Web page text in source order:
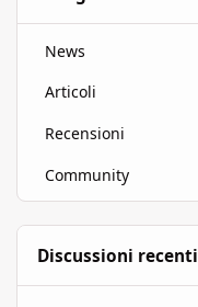
News
Articoli
Recensioni
Community
Discussioni recenti